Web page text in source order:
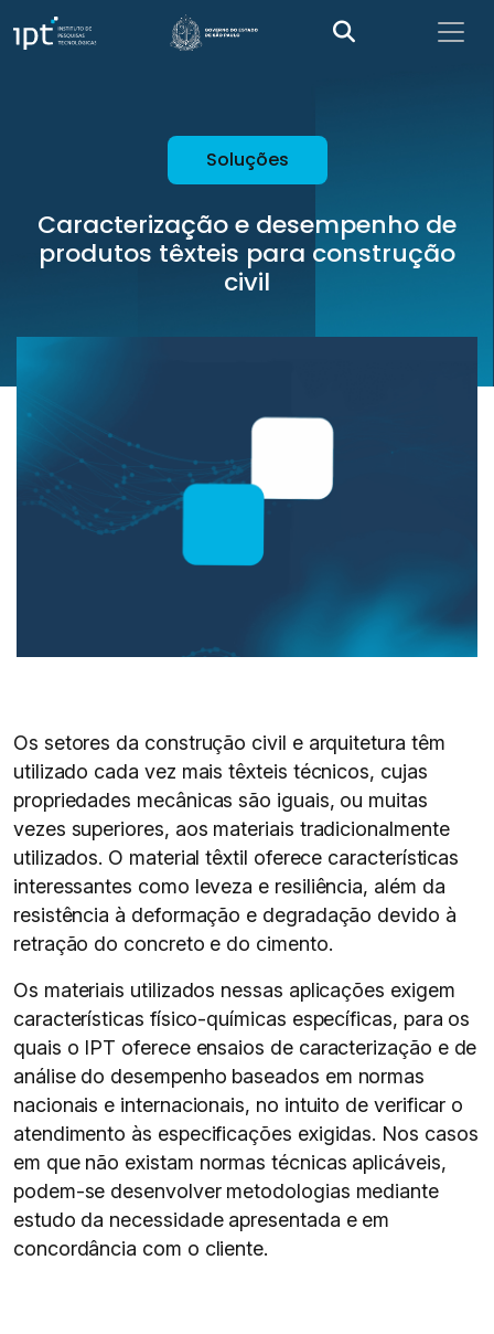
Soluções
Caracterização e desempenho de
produtos têxteis para construção
civil
Os setores da construção civil e arquitetura têm
utilizado cada vez mais têxteis técnicos, cujas
propriedades mecânicas são iguais, ou muitas
vezes superiores, aos materiais tradicionalmente
utilizados. O material têxtil oferece características
interessantes como leveza e resiliência, além da
resistência à deformação e degradação devido à
retração do concreto e do cimento.
Os materiais utilizados nessas aplicações exigem
características físico-químicas específicas, para os
quais o IPT oferece ensaios de caracterização e de
análise do desempenho baseados em normas
nacionais e internacionais, no intuito de verificar o
atendimento às especificações exigidas. Nos casos
em que não existam normas técnicas aplicáveis,
podem-se desenvolver metodologias mediante
estudo da necessidade apresentada e em
concordância com o cliente.